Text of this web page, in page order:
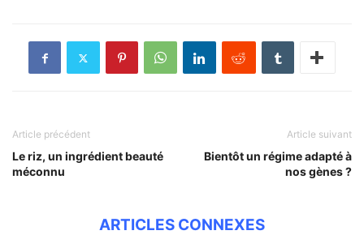
Article précédent
Le riz, un ingrédient beauté
méconnu
Article suivant
Bientôt un régime adapté à
nos gènes ?
ARTICLES CONNEXES